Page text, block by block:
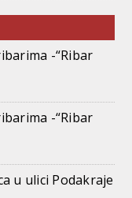
-“Ribar
-“Ribar
u ulici Podakraje